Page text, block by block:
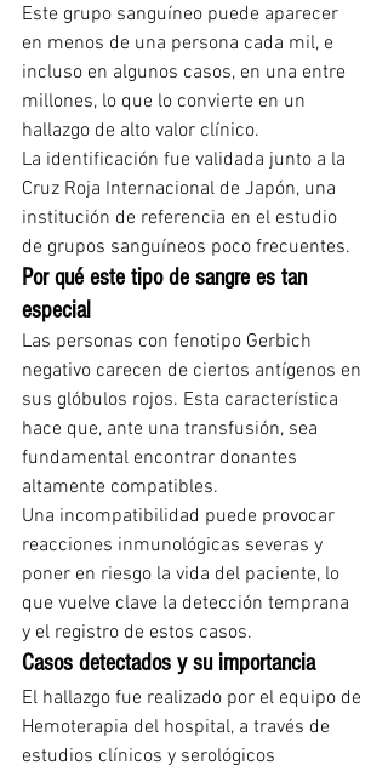
Este grupo sanguíneo puede aparecer
en menos de una persona cada mil, e
incluso en algunos casos, en una entre
millones, lo que lo convierte en un
hallazgo de alto valor clínico.
La identificación fue validada junto a la
Cruz Roja Internacional de Japón, una
institución de referencia en el estudio
de grupos sanguíneos poco frecuentes.
Por qué este tipo de sangre es tan
especial
Las personas con fenotipo Gerbich
negativo carecen de ciertos antígenos en
sus glóbulos rojos. Esta característica
hace que, ante una transfusión, sea
fundamental encontrar donantes
altamente compatibles.
Una incompatibilidad puede provocar
reacciones inmunológicas severas y
poner en riesgo la vida del paciente, lo
que vuelve clave la detección temprana
y el registro de estos casos.
Casos detectados y su importancia
El hallazgo fue realizado por el equipo de
Hemoterapia del hospital, a través de
estudios clínicos y serológicos